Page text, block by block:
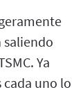
saliendo
Ya
uno lo